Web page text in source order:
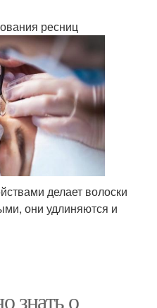
ресниц
делает волоски
они удлиняются и
знать о